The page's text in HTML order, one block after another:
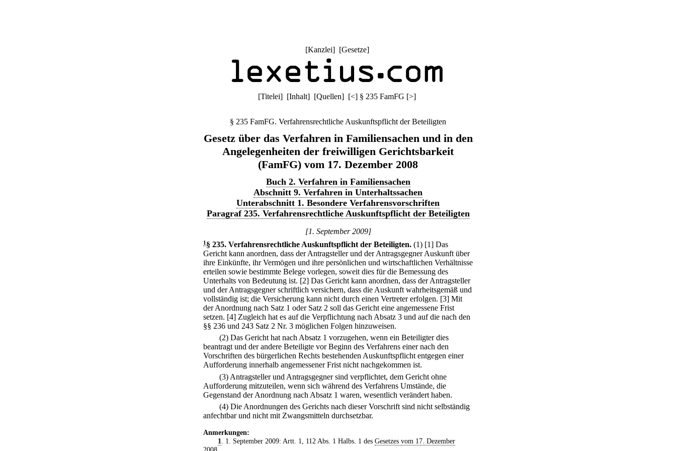
[Kanzlei] [Gesetze]
[Titelei] [Inhalt] [Quellen] [<] § 235 FamFG [>]
§ 235 FamFG. Verfahrensrechtliche Auskunftspflicht der Beteiligten
Gesetz über das Verfahren in Familiensachen und in den
Angelegenheiten der freiwilligen Gerichtsbarkeit
(FamFG) vom 17. Dezember 2008
Buch 2. Verfahren in Familiensachen
Abschnitt 9. Verfahren in Unterhaltssachen
Unterabschnitt 1. Besondere Verfahrensvorschriften
Paragraf 235. Verfahrensrechtliche Auskunftspflicht der Beteiligten
[1. September 2009]
1 § 235. Verfahrensrechtliche Auskunftspflicht der Beteiligten. (1) [1] Das
Gericht kann anordnen, dass der Antragsteller und der Antragsgegner Auskunft über
ihre Einkünfte, ihr Vermögen und ihre persönlichen und wirtschaftlichen Verhältnisse
erteilen sowie bestimmte Belege vorlegen, soweit dies für die Bemessung des
Unterhalts von Bedeutung ist. [2] Das Gericht kann anordnen, dass der Antragsteller
und der Antragsgegner schriftlich versichern, dass die Auskunft wahrheitsgemäß und
vollständig ist; die Versicherung kann nicht durch einen Vertreter erfolgen. [3] Mit
der Anordnung nach Satz 1 oder Satz 2 soll das Gericht eine angemessene Frist
setzen. [4] Zugleich hat es auf die Verpflichtung nach Absatz 3 und auf die nach den
§§ 236 und 243 Satz 2 Nr. 3 möglichen Folgen hinzuweisen.
(2) Das Gericht hat nach Absatz 1 vorzugehen, wenn ein Beteiligter dies
beantragt und der andere Beteiligte vor Beginn des Verfahrens einer nach den
Vorschriften des bürgerlichen Rechts bestehenden Auskunftspflicht entgegen einer
Aufforderung innerhalb angemessener Frist nicht nachgekommen ist.
(3) Antragsteller und Antragsgegner sind verpflichtet, dem Gericht ohne
Aufforderung mitzuteilen, wenn sich während des Verfahrens Umstände, die
Gegenstand der Anordnung nach Absatz 1 waren, wesentlich verändert haben.
(4) Die Anordnungen des Gerichts nach dieser Vorschrift sind nicht selbständig
anfechtbar und nicht mit Zwangsmitteln durchsetzbar.
Anmerkungen:
1
. 1. September 2009: Artt. 1, 112 Abs. 1 Halbs. 1 des Gesetzes vom 17. Dezember
2008